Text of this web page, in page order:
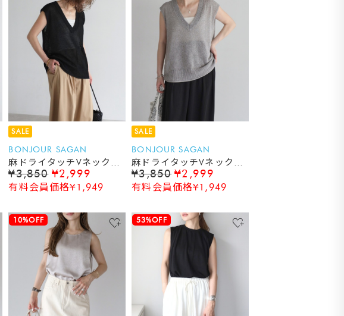
SALE
BONJOUR SAGAN
麻ドライタッチVネックニ
ットベスト
¥3,850 ¥2,999
有料会員価格¥1,949
SALE
BONJOUR SAGAN
麻ドライタッチVネックニ
ットベスト
¥3,850 ¥2,999
有料会員価格¥1,949
10%OFF 53%OFF